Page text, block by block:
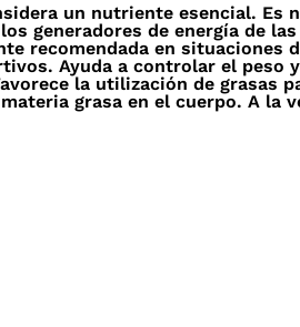
un nutriente esencial.
generadores de energía de
recomendada en situaciones
Ayuda a controlar el peso
la utilización de grasas
grasa en el cuerpo. A